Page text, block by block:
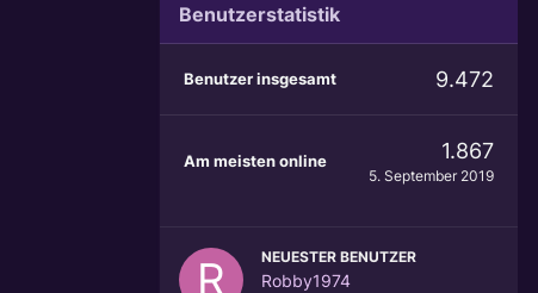
Benutzerstatistik
Benutzer insgesamt 9.472
Am meisten online 1.867
5. September 2019
NEUESTER BENUTZER
Robby1974